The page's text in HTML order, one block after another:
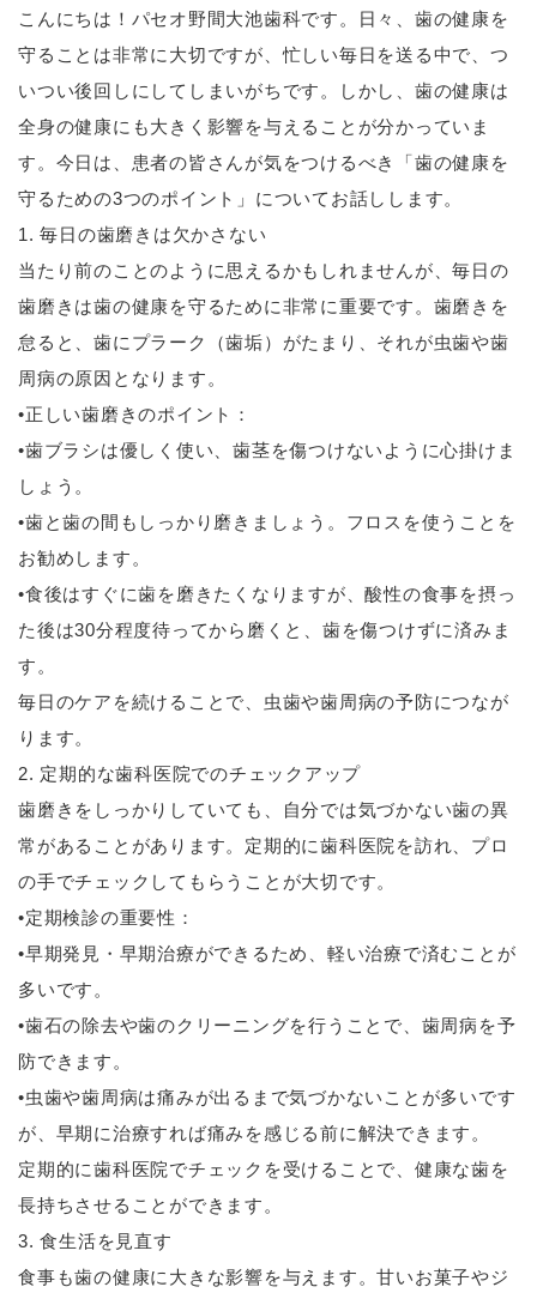
こんにちは！パセオ野間大池歯科です。日々、歯の健康を
守ることは非常に大切ですが、忙しい毎日を送る中で、つ
いつい後回しにしてしまいがちです。しかし、歯の健康は
全身の健康にも大きく影響を与えることが分かっていま
す。今日は、患者の皆さんが気をつけるべき「歯の健康を
守るための3つのポイント」についてお話しします。
1. 毎日の歯磨きは欠かさない
当たり前のことのように思えるかもしれませんが、毎日の
歯磨きは歯の健康を守るために非常に重要です。歯磨きを
怠ると、歯にプラーク（歯垢）がたまり、それが虫歯や歯
周病の原因となります。
•正しい歯磨きのポイント：
•歯ブラシは優しく使い、歯茎を傷つけないように心掛けま
しょう。
•歯と歯の間もしっかり磨きましょう。フロスを使うことを
お勧めします。
•食後はすぐに歯を磨きたくなりますが、酸性の食事を摂っ
た後は30分程度待ってから磨くと、歯を傷つけずに済みま
す。
毎日のケアを続けることで、虫歯や歯周病の予防につなが
ります。
2. 定期的な歯科医院でのチェックアップ
歯磨きをしっかりしていても、自分では気づかない歯の異
常があることがあります。定期的に歯科医院を訪れ、プロ
の手でチェックしてもらうことが大切です。
•定期検診の重要性：
•早期発見・早期治療ができるため、軽い治療で済むことが
多いです。
•歯石の除去や歯のクリーニングを行うことで、歯周病を予
防できます。
•虫歯や歯周病は痛みが出るまで気づかないことが多いです
が、早期に治療すれば痛みを感じる前に解決できます。
定期的に歯科医院でチェックを受けることで、健康な歯を
長持ちさせることができます。
3. 食生活を見直す
食事も歯の健康に大きな影響を与えます。甘いお菓子やジ